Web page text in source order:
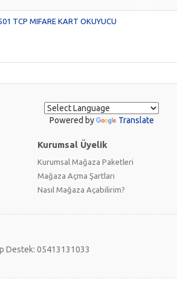
TCP MIFARE KART OKUYUCU
Powered by Translate
Kurumsal Üyelik
Kurumsal Mağaza Paketleri
Mağaza Açma Şartları
Nasıl Mağaza Açabilirim?
Destek: 05413131033